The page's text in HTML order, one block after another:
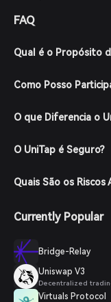
FAQ
Qual é o Propósito
Como Posso
O que Diferencia o
O UniTap é Seguro?
Quais São os Riscos
Currently Popular
Bridge-Relay
Uniswap V3
Decentralized
Virtuals Protocol